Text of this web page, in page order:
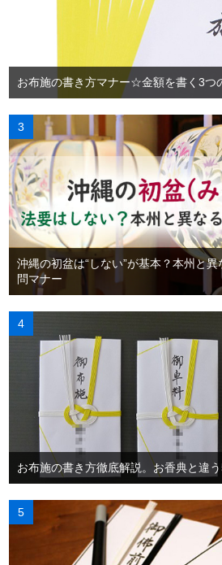
お布施の書き方マナー☆金額を書く3つ
沖縄の初盆は“しない”が基本？本州と
問マナー
お布施の書き方徹底解説。お香典と違